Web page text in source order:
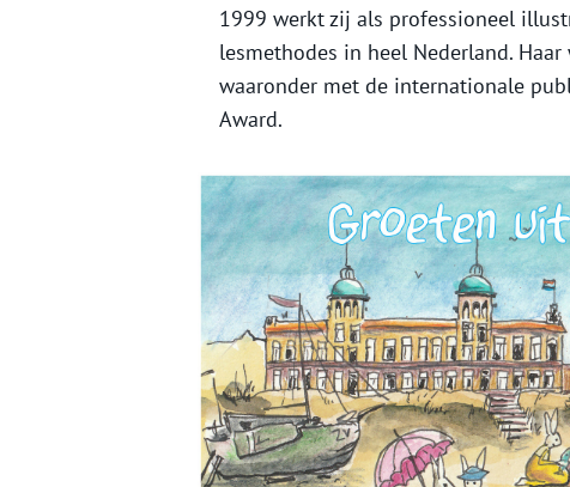
1999 werkt zij als professioneel
lesmethodes in heel Nederland.
waaronder met de internationale
Award.